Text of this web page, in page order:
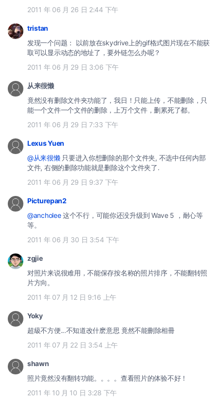
2011 年 06 月 26 日 2:44 下午
tristan
发现一个问题： 以前放在skydrive上的gif格式图片现在不能获
取可以显示动态的地址了，要外链怎么办呢？
2011 年 06 月 29 日 3:06 下午
从来很懒
竟然没有删除文件夹功能了，我日！只能上传，不能删除，只
能一个文件一个文件的删除，上万个文件，删累死了都。
2011 年 06 月 29 日 7:33 下午
Lexus Yuen
@从来很懒只要进入你想删除的那个文件夹, 不选中任何内部
文件, 右侧的删除功能就是删除这个文件夹了.
2011 年 06 月 29 日 9:37 下午
Picturepan2
@ancholee这个不行，可能你还没升级到 Wave 5 ，耐心等
等。
2011 年 06 月 30 日 3:54 下午
zgjie
对照片来说很难用，不能保存按名称的照片排序，不能翻转照
片方向。
2011 年 07 月 12 日 9:16 上午
Yoky
超級不方便...不知道改什麽意思 竟然不能刪除相冊
2011 年 07 月 22 日 3:54 上午
shawn
照片竟然没有翻转功能。。。。查看照片的体验不好！
2011 年 10 月 10 日 3:28 下午